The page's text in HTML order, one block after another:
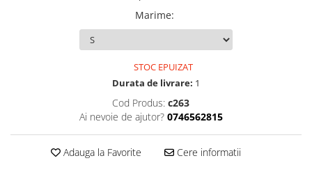
Marime:
STOC EPUIZAT
Durata de livrare: 1
Cod Produs: c263
Ai nevoie de ajutor? 0746562815
Adauga la Favorite Cere informatii